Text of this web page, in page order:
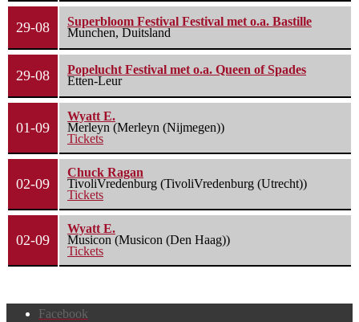
29-08
Superbloom Festival Festival met o.a. Bastille
Munchen, Duitsland
29-08
Popelucht Festival met o.a. Queen of Spades
Etten-Leur
01-09
Wyatt E.
Merleyn (Merleyn (Nijmegen))
Tickets
02-09
Chuck Ragan
TivoliVredenburg (TivoliVredenburg (Utrecht))
Tickets
02-09
Wyatt E.
Musicon (Musicon (Den Haag))
Tickets
Facebook